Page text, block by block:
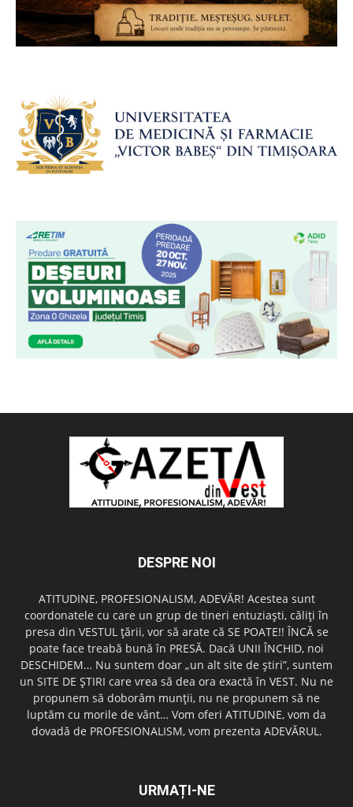
DESPRE NOI
ATITUDINE, PROFESIONALISM, ADEVĂR! Acestea sunt
coordonatele cu care un grup de tineri entuziaşti, căliţi în
presa din VESTUL ţării, vor să arate că SE POATE!! ÎNCĂ se
poate face treabă bună în PRESĂ. Dacă UNII ÎNCHID, noi
DESCHIDEM… Nu suntem doar „un alt site de ştiri”, suntem
un SITE DE ŞTIRI care vrea să dea ora exactă în VEST. Nu ne
propunem să doborâm munţii, nu ne propunem să ne
luptăm cu morile de vânt… Vom oferi ATITUDINE, vom da
dovadă de PROFESIONALISM, vom prezenta ADEVĂRUL.
URMAȚI-NE